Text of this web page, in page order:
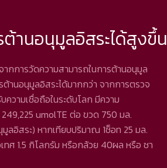
านอนุมูลอิสระได้สูงขึ้น
กการวัดความสามารถในการต้านอนุมูล
านอนุมูลอิสระได้มากกว่า จากการตรวจ
วามเชื่อถือในระดับโลก มีความ
umolTE ต่อ ขวด 750 มล.
ลอิสระ) หากเทียบปริมาณ 1ช็อท 25 มล.
ทศ 1.5 กิโลกรัม หรือกล้วย 40ผล หรือ ชา